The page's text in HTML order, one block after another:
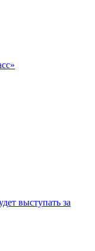
выступать за